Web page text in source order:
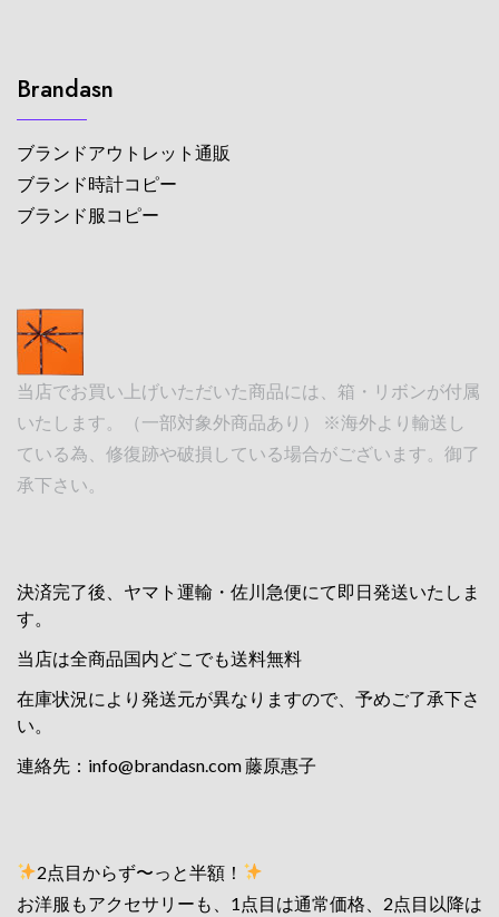
Brandasn
ブランドアウトレット通販
ブランド時計コピー
ブランド服コピー
当店でお買い上げいただいた商品には、箱・リボンが付属
いたします。（一部対象外商品あり） ※海外より輸送し
ている為、修復跡や破損している場合がございます。御了
承下さい。
決済完了後、ヤマト運輸・佐川急便にて即日発送いたしま
す。
当店は全商品国内どこでも送料無料
在庫状況により発送元が異なりますので、予めご了承下さ
い。
連絡先： info@brandasn.com藤原惠子
2点目からず〜っと半額！
お洋服もアクセサリーも、1点目は通常価格、2点目以降は